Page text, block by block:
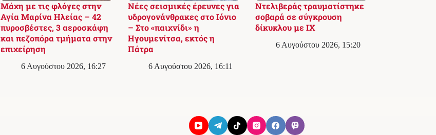
Μάχη με τις φλόγες στην
Αγία Μαρίνα Ηλείας – 42
πυροσβέστες, 3 αεροσκάφη
και πεζοπόρα τμήματα στην
επιχείρηση
6 Αυγούστου 2026, 16:27
Νέες σεισμικές έρευνες για
υδρογονάνθρακες στο Ιόνιο
– Στο «παιχνίδι» η
Ηγουμενίτσα, εκτός η
Πάτρα
6 Αυγούστου 2026, 16:11
Ντελιβεράς τραυματίστηκε
σοβαρά σε σύγκρουση
δίκυκλου με ΙΧ
6 Αυγούστου 2026, 15:20